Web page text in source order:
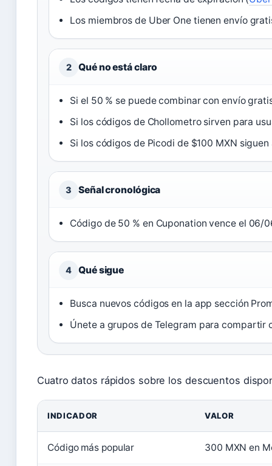
Los miembros de Uber One tienen envío
2 Qué no está claro
Si el 50 % se puede combinar con envío
Si los códigos de Chollometro sirven para
Si los códigos de Picodi de $100 MXN
3 Señal cronológica
Código de 50 % en Cuponation vence el 06/
4 Qué sigue
Busca nuevos códigos en la app sección
Únete a grupos de Telegram para compartir
Cuatro datos rápidos sobre los descuentos
INDICADOR VALOR
Código más popular 300 MXN en